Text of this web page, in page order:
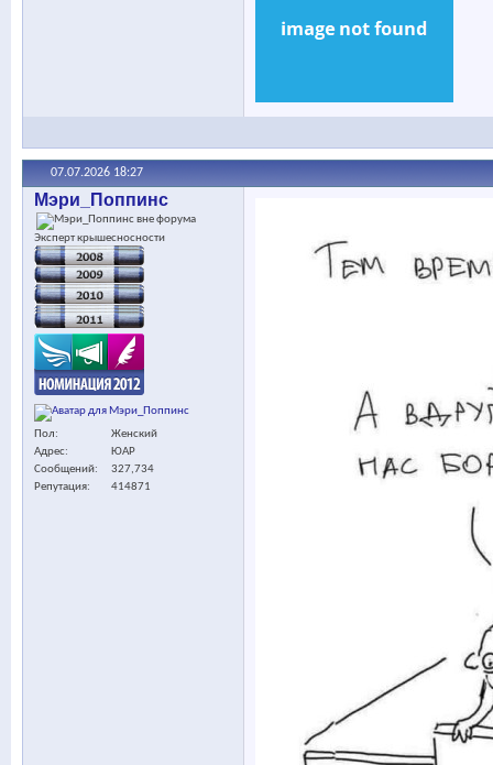
07.07.2026 18:27
Мэри_Поппинс
Эксперт крышесносности
Пол
Женский
Адрес
ЮАР
Сообщений
327,734
Репутация
414871